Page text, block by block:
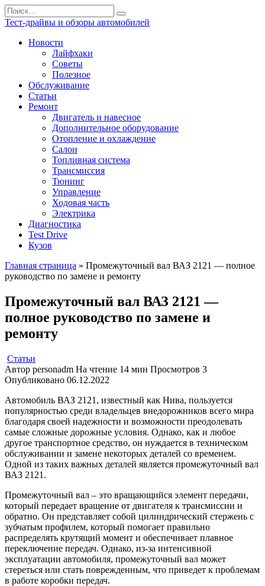
Перейти
к
содержанию
Search
for:
Тест-драйвы и обзоры автомобилей
Новости
Лайфхаки
Советы
Полезное
Обслуживание
Статьи
Ремонт
Двигатель и навесное
Дополнительное оборудование
Отопление и охлаждение
Салон
Топливная система
Трансмиссия
Тюнинг
Управление
Ходовая часть
Электрика
Диагностика
Test Drive
Кузов
Главная страница » Промежуточный вал ВАЗ 2121 — полное
руководство по замене и ремонту
Промежуточный вал ВАЗ 2121 —
полное руководство по замене и
ремонту
Статьи
Автор personadm На чтение 14 мин Просмотров 3
Опубликовано 06.12.2022
Автомобиль ВАЗ 2121, известный как Нива, пользуется
популярностью среди владельцев внедорожников всего мира
благодаря своей надежности и возможности преодолевать
самые сложные дорожные условия. Однако, как и любое
другое транспортное средство, он нуждается в техническом
обслуживании и замене некоторых деталей со временем.
Одной из таких важных деталей является промежуточный вал
ВАЗ 2121.
Промежуточный вал – это вращающийся элемент передачи,
который передает вращение от двигателя к трансмиссии и
обратно. Он представляет собой цилиндрический стержень с
зубчатым профилем, который помогает правильно
распределять крутящий момент и обеспечивает плавное
переключение передач. Однако, из-за интенсивной
эксплуатации автомобиля, промежуточный вал может
стереться или стать поврежденным, что приведет к проблемам
в работе коробки передач.